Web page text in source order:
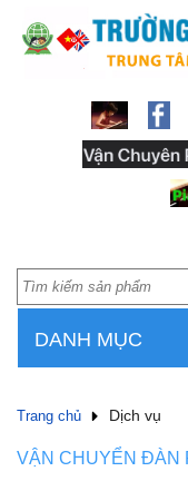
DANH MỤC
Trang chủ Dịch vụ
VẬN CHUYỂN ĐÀN